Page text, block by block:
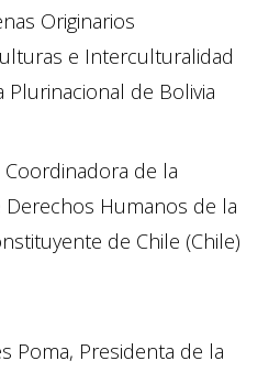
Originarios
e Interculturalidad
Plurinacional de Bolivia
Coordinadora de la
Derechos Humanos de la
de Chile (Chile)
Poma, Presidenta de la